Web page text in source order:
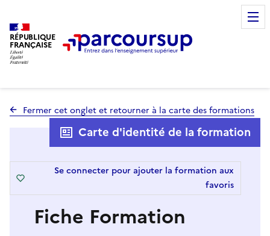
RÉPUBLIQUE
FRANÇAISE
Fermer cet onglet et retourner à la carte des formations
Fiche Formation
Carte d'identité de la formation
Se connecter pour ajouter la formation aux
favoris